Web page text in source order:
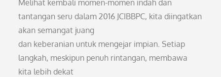
Melihat kembali momen-momen indah dan
tantangan seru dalam 2016 JCIBBPC, kita diingatkan
akan semangat juang
dan keberanian untuk mengejar impian. Setiap
langkah, meskipun penuh rintangan, membawa
kita lebih dekat